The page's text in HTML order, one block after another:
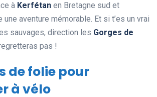
à Kerfétan en Bretagne sud et
aventure mémorable. Et si t’es un vrai
sauvages, direction les Gorges de
pas !
de folie pour
à vélo